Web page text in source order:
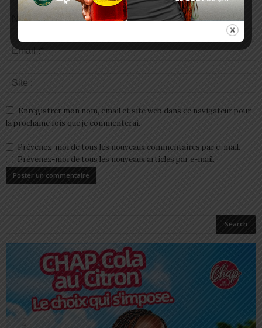
Enregistrer mon nom, email et site web dans ce navigateur pour
la prochaine fois que je commenterai.
Prévenez-moi de tous les nouveaux commentaires par e-mail.
Prévenez-moi de tous les nouveaux articles par e-mail.